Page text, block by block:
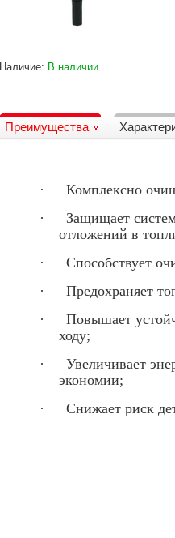
Наличие: В наличии
Преимущества
·
Комплексно
·
Защищает
отложений в
·
Способствует
·
Предохраняет
·
Повышает
ходу;
·
Увеличивает
экономии;
·
Снижает риск